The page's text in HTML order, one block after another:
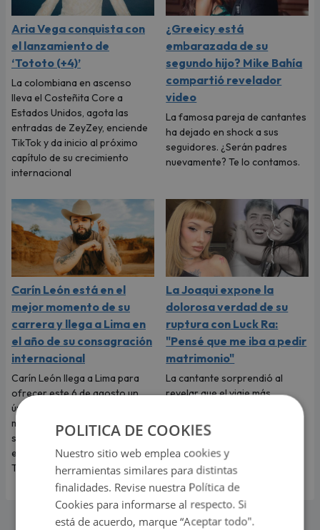
Aria Vega conquista con
el lanzamiento de
‘Tototo (+4)’
La colombiana en ascenso
lleva el Costeñita Core a
Estados Unidos, agota las
entradas de ZeyZey, enciende
TikTok y da inicio al próximo
capítulo de su crecimiento
internacional
¿Greeicy está
embarazada de su
segundo hijo? Mike Bahía
compartió revelador
video
La famosa pareja de cantantes
ha dejado en shock a sus
seguidores. ¿Serán padres
nuevamente? Te lo contamos.
Carín León está en el
mejor momento de su
carrera y llega a Lima en
el año de su consagración
internacional
Carín León llega a Lima para
ofrecer este 6 de agosto un
único concierto en Costa 21, en
medio del mejor momento de
su carrera y con las últimas
entradas disponibles en
Teleticket.
La Joaqui expone la
dolorosa verdad de su
ruptura con Luck Ra:
"Pensé que me iba a pedir
matrimonio"
La cantante sorprendió al
revelar que el viaje más
convirtiéndose en una
dolorosa despedida.
POLITICA DE COOKIES
Nuestro sitio web emplea cookies y
herramientas similares para distintas
finalidades. Revise nuestra Política de
Cookies para informarse al respecto. Si
está de acuerdo, marque “Aceptar todo".